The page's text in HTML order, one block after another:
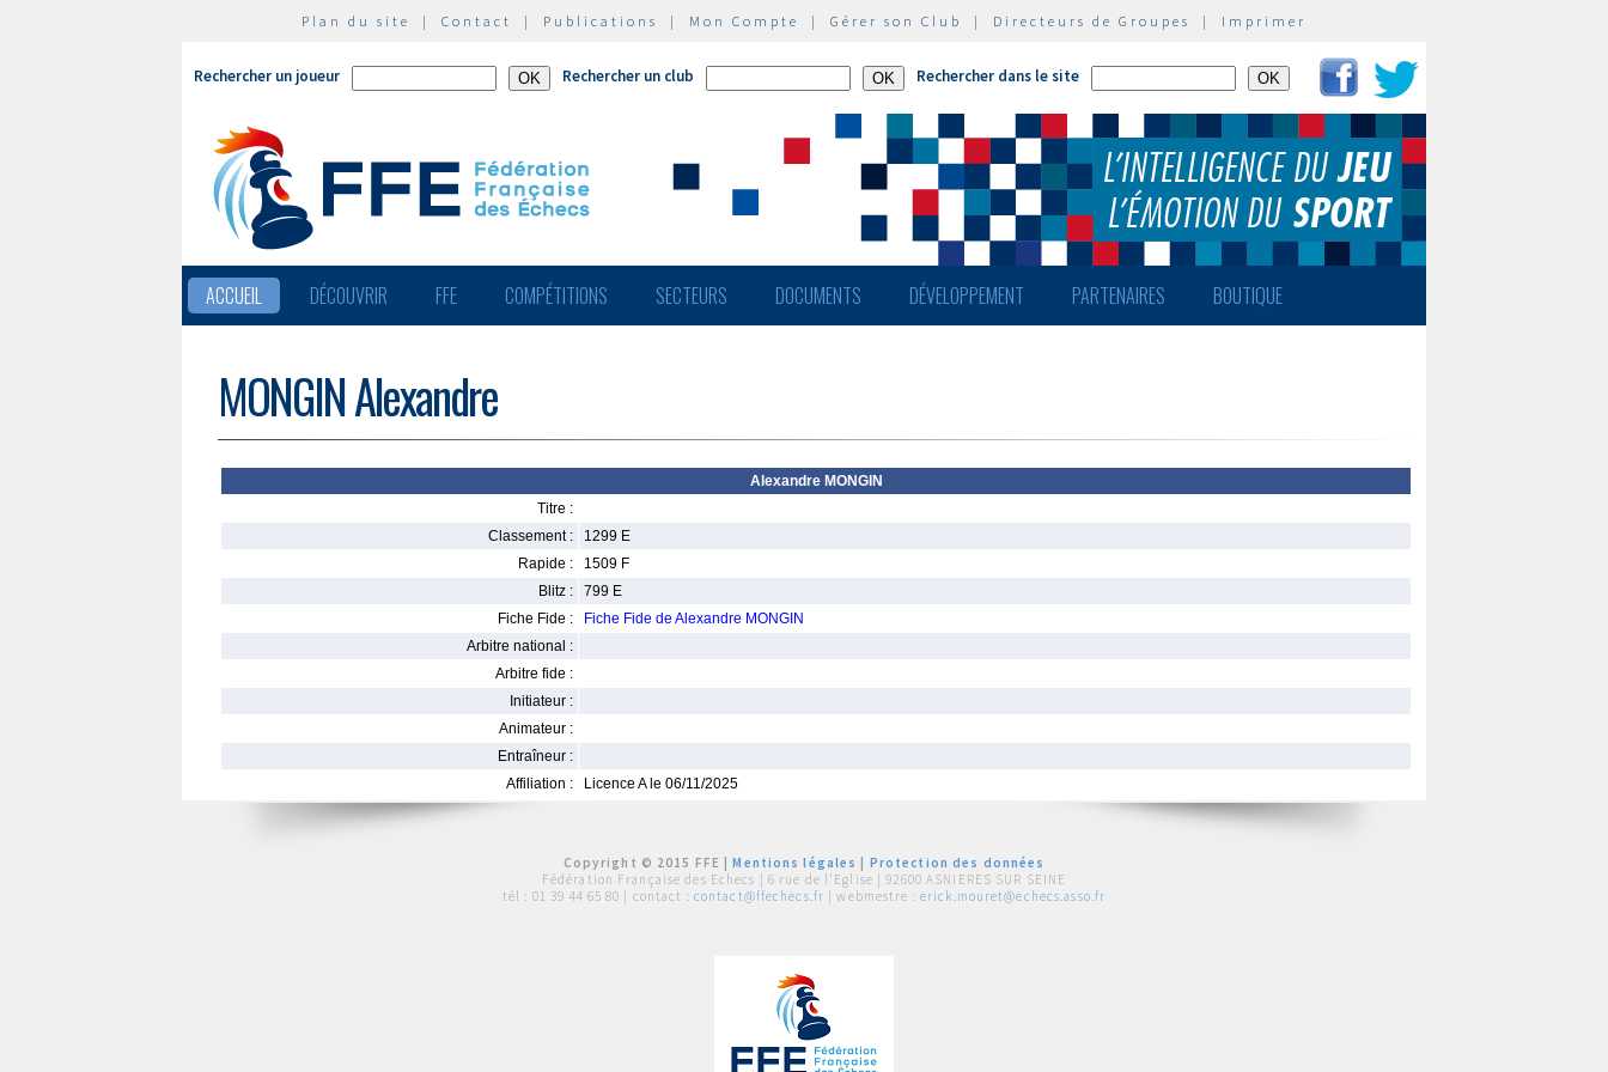
Plan du site | Contact | Publications | Mon Compte | Gérer son Club | Directeurs de Groupes | Imprimer
Rechercher un joueur Rechercher un club Rechercher dans le site
ACCUEIL DÉCOUVRIR FFE COMPÉTITIONS SECTEURS DOCUMENTS DÉVELOPPEMENT PARTENAIRES BOUTIQUE
MONGIN Alexandre
Alexandre MONGIN
Titre :
Classement :
1299 E
Rapide :
1509 F
Blitz :
799 E
Fiche Fide :
Fiche Fide de Alexandre MONGIN
Arbitre national :
Arbitre fide :
Initiateur :
Animateur :
Entraîneur :
Affiliation :
Licence A le 06/11/2025
Copyright © 2015 FFE |Mentions légales
Protection des données
Fédération Française des Echecs | 6 rue de l'Eglise | 92600 ASNIERES SUR SEINE
tél : 01 39 44 65 80 | contact : contact@ffechecs.fr | webmestre : erick.mouret@echecs.asso.fr